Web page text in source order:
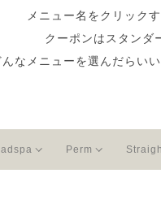
メニュー名をクリック
クーポンはスタンダ
んなメニューを選んだらい
Perm